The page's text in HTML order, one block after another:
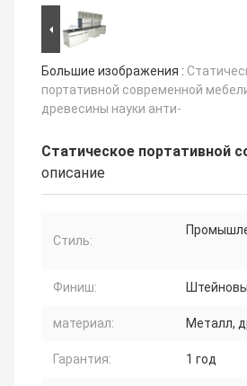
Большие изображения :
портативной современной
древесины науки анти-
Статическое портативной
описание
Стиль:
Финиш:
материал: Металл,
Гарантия: 1 год